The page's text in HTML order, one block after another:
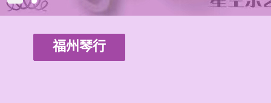
福州琴行